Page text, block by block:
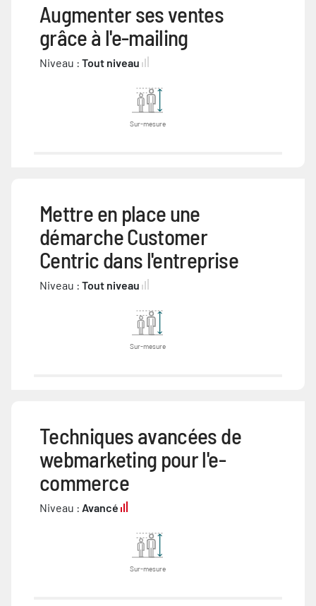
Augmenter ses ventes
grâce à l'e-mailing
Niveau : Tout niveau
Sur-mesure
Mettre en place une
démarche Customer
Centric dans l'entreprise
Niveau : Tout niveau
Sur-mesure
Techniques avancées de
webmarketing pour l'e-
commerce
Niveau : Avancé
Sur-mesure